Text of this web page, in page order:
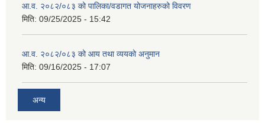
आ.व. २०८२/०८३ को पालिका/वडागत योजनाहरुको विवरण
मिति: 09/25/2025 - 15:42
आ.व. २०८२/०८३ को आय तथा व्ययको अनुमान
मिति: 09/16/2025 - 17:07
अन्य